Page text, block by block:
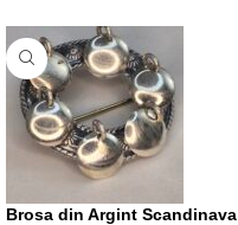
Brosa din Argint Scandinava